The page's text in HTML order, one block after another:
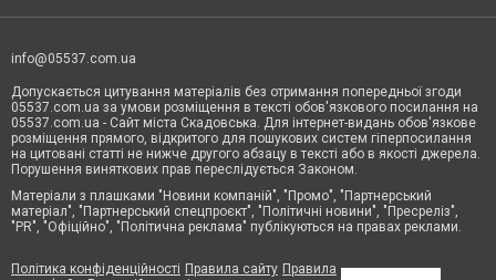
info@05537.com.ua
Допускається цитування матеріалів без отримання попередньої згоди
05537.com.ua за умови розміщення в тексті обов'язкового посилання на
05537.com.ua - Сайт міста Скадовська. Для інтернет-видань обов'язкове
розміщення прямого, відкритого для пошукових систем гіперпосилання
на цитовані статті не нижче другого абзацу в тексті або в якості джерела.
Порушення виняткових прав переслідується Законом.
Матеріали з плашками "Новини компаній", "Промо", "Партнерський
матеріал", "Партнерський спецпроєкт", "Політичні новини", "Пресреліз",
"PR", "Офіційно", "Політична реклама" публікуються на правах реклами.
Політика конфіденційності Правила сайту Правила